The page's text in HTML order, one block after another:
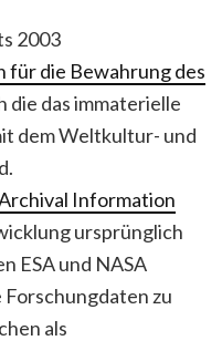
2003
für die Bewahrung des
die das immaterielle
dem Weltkultur- und
Information
ursprünglich
ESA und NASA
zu
als